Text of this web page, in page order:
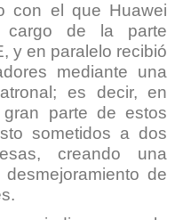
con el que Huawei
de la parte
y en paralelo recibió
mediante una
es decir, en
parte de estos
sometidos a dos
creando una
de